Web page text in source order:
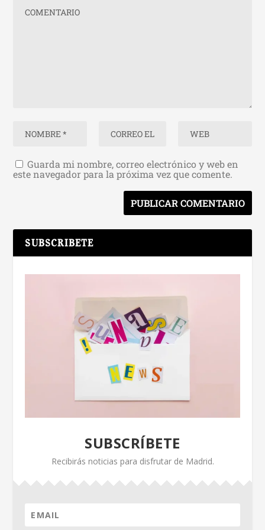
Guarda mi nombre, correo electrónico y web en
este navegador para la próxima vez que comente.
SUBSCRIBETE
SUBSCRÍBETE
Recibirás noticias para disfrutar de Madrid.